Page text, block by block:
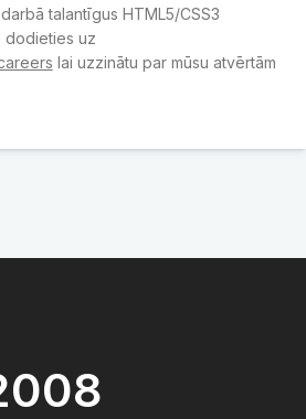
talantīgus HTML5/CSS3
dodieties uz
lai uzzinātu par mūsu atvērtām